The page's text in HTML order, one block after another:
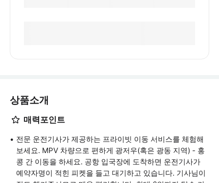
상품소개
매력포인트
전문 운전기사가 제공하는 프라이빗 이동 서비스를 체험해
보세요. MPV 차량으로 편하게 광저우(혹은 광동 지역) - 홍
콩 간 이동을 하세요. 공항 입국장에 도착하면 운전기사가
예약자명이 적힌 피켓을 들고 대기하고 있습니다. 기사님이